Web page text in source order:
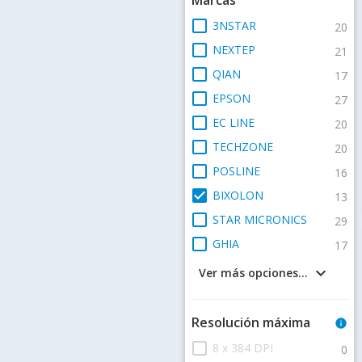
check_box_outline_blank 3NSTAR 20
check_box_outline_blank NEXTEP 21
check_box_outline_blank QIAN 17
check_box_outline_blank EPSON 27
check_box_outline_blank EC LINE 20
check_box_outline_blank TECHZONE 20
check_box_outline_blank POSLINE 16
check_box BIXOLON 13
check_box_outline_blank STAR MICRONICS 29
check_box_outline_blank GHIA 17
keyboard_arrow_down
Ver más opciones...
Resolución máxima info
check_box_outline_blank 8 x 384 DPI 0